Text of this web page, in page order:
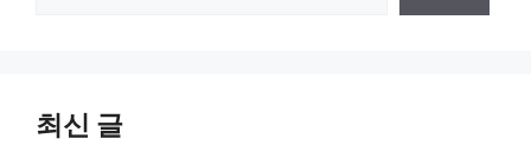
최신 글